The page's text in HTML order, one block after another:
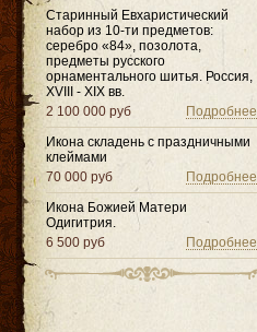
Старинный Евхаристический
набор из 10-ти предметов:
серебро «84», позолота,
предметы русского
орнаментального шитья. Россия,
XVIII - XIX вв.
Подробнее
2 100 000 руб
Икона складень с праздничными
клеймами
Подробнее
70 000 руб
Икона Божией Матери
Одигитрия.
Подробнее
6 500 руб